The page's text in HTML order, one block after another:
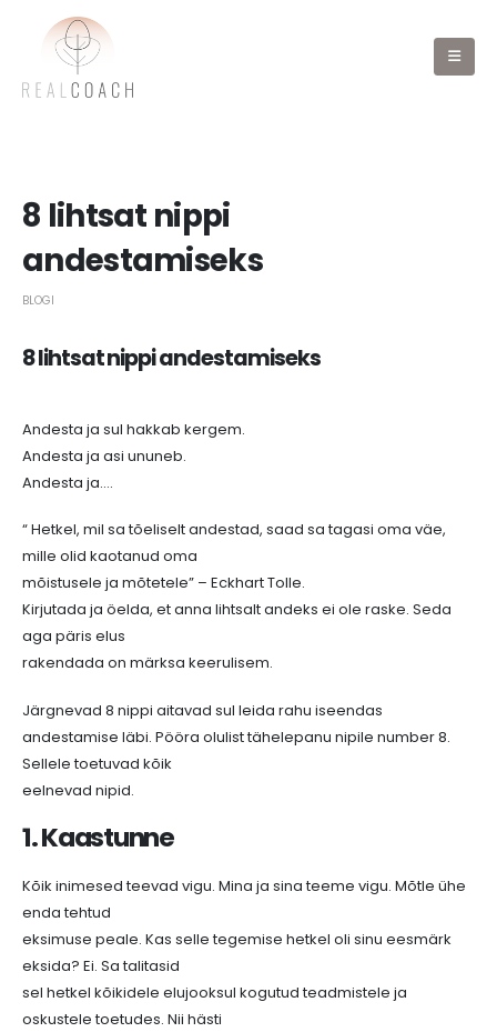
8 lihtsat nippi
andestamiseks
BLOGI
8 lihtsat nippi andestamiseks
Andesta ja sul hakkab kergem.
Andesta ja asi ununeb.
Andesta ja….
“ Hetkel, mil sa tõeliselt andestad, saad sa tagasi oma väe,
mille olid kaotanud oma
mõistusele ja mõtetele” – Eckhart Tolle.
Kirjutada ja öelda, et anna lihtsalt andeks ei ole raske. Seda
aga päris elus
rakendada on märksa keerulisem.
Järgnevad 8 nippi aitavad sul leida rahu iseendas
andestamise läbi. Pööra olulist tähelepanu nipile number 8.
Sellele toetuvad kõik
eelnevad nipid.
1. Kaastunne
Kõik inimesed teevad vigu. Mina ja sina teeme vigu. Mõtle ühe
enda tehtud
eksimuse peale. Kas selle tegemise hetkel oli sinu eesmärk
eksida? Ei. Sa talitasid
sel hetkel kõikidele elujooksul kogutud teadmistele ja
oskustele toetudes. Nii hästi